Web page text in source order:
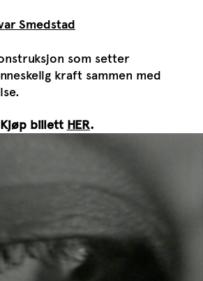
Smedstad
som setter
kraft sammen med
Kjøp billett HER.